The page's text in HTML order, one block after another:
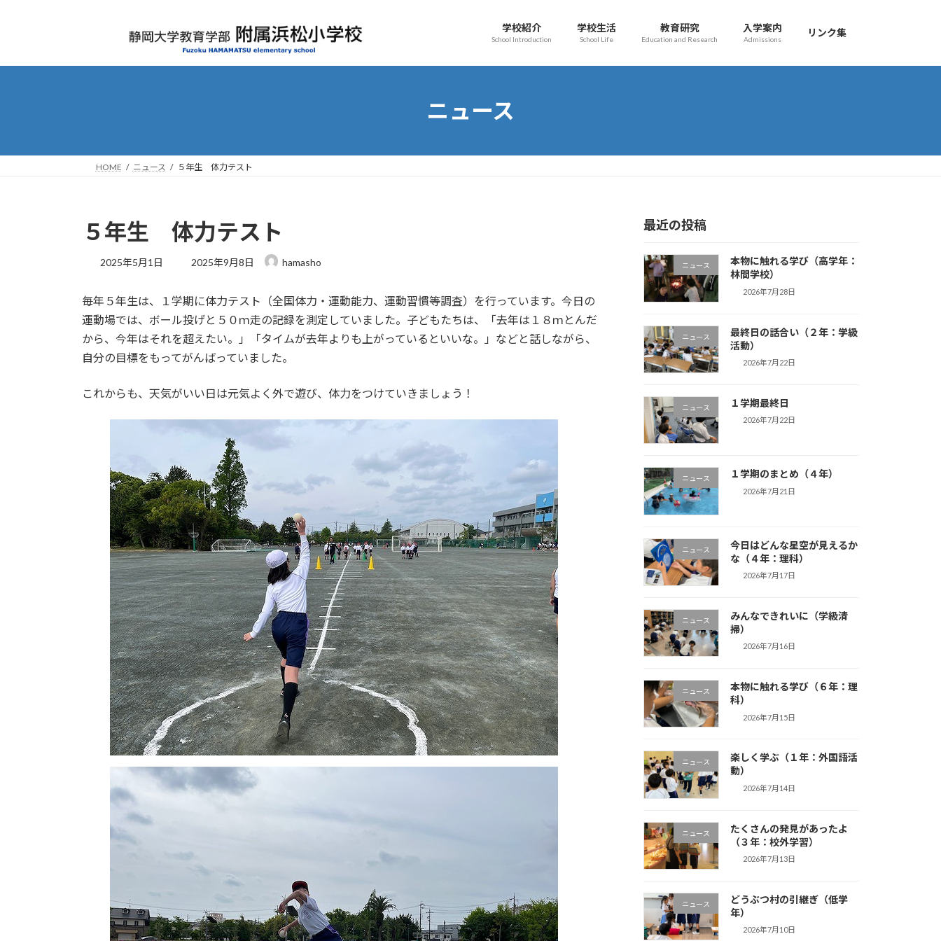
プ
動
学校紹介
School Introduction
学校生活
School Life
教育研究
Education and Research
入学案内
Admissions
リンク集
ニュース
HOME ニュース ５年生 体力テスト
５年生 体力テスト
2025年5月1日
最
新
日
:
2025年9月8日 hamasho
毎年５年生は、１学期に体力テスト（全国体力・運動能力、運動習慣等調査）を行っています。今日の
運動場では、ボール投げと５０ｍ走の記録を測定していました。子どもたちは、「去年は１８ｍとんだ
から、今年はそれを超えたい。」「タイムが去年よりも上がっているといいな。」などと話しながら、
自分の目標をもってがんばっていました。
これからも、天気がいい日は元気よく外で遊び、体力をつけていきましょう！
最近の投稿
ニュース
本物に触れる学び（高学年：
林間学校）
2026年7月28日
ニュース
最終日の話合い（２年：学級
活動）
2026年7月22日
ニュース １学期最終日
2026年7月22日
ニュース １学期のまとめ（４年）
2026年7月21日
ニュース
今日はどんな星空が見えるか
な（４年：理科）
2026年7月17日
ニュース
みんなできれいに（学級清
掃）
2026年7月16日
ニュース
本物に触れる学び（６年：理
科）
2026年7月15日
ニュース
楽しく学ぶ（１年：外国語活
動）
2026年7月14日
ニュース
たくさんの発見があったよ
（３年：校外学習）
2026年7月13日
ニュース
どうぶつ村の引継ぎ（低学
年）
2026年7月10日